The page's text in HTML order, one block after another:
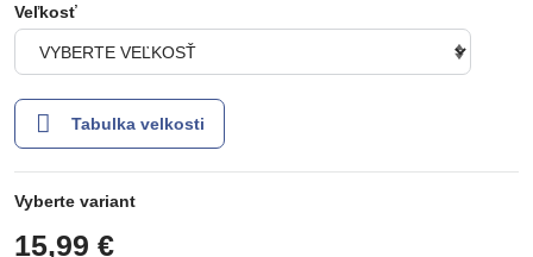
Veľkosť
Tabulka velkosti
Vyberte variant
15,99 €